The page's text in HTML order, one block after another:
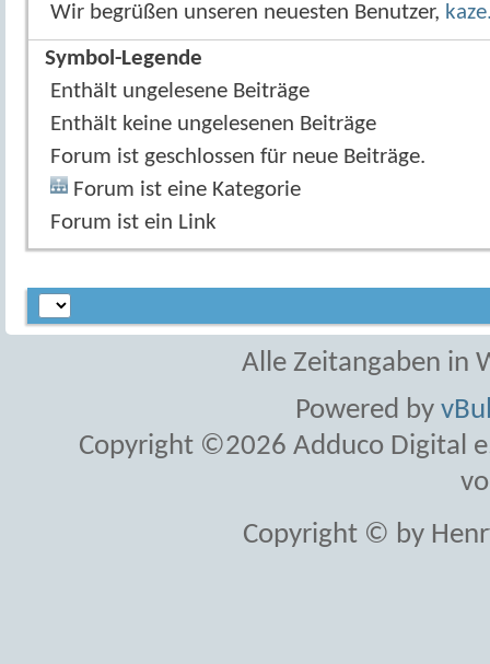
Wir begrüßen unseren neuesten Benutzer,
Symbol-Legende
Enthält ungelesene Beiträge
Enthält keine ungelesenen Beiträge
Forum ist geschlossen für neue Beiträge.
Forum ist eine Kategorie
Forum ist ein Link
Alle Zeitangaben in
Powered by
Copyright ©2026 Adduco Digital
Copyright © by